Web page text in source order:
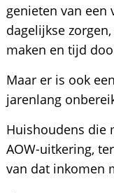
genieten van een
dagelijkse
maken en tijd
Maar er is ook
jarenlang
Huishoudens die
AOW-uitkering,
van dat inkomen